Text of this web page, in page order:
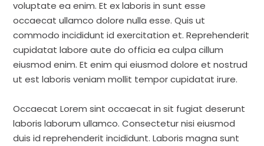
voluptate ea enim. Et ex laboris in sunt esse
occaecat ullamco dolore nulla esse. Quis ut
commodo incididunt id exercitation et. Reprehenderit
cupidatat labore aute do officia ea culpa cillum
eiusmod enim. Et enim qui eiusmod dolore et nostrud
ut est laboris veniam mollit tempor cupidatat irure.
Occaecat Lorem sint occaecat in sit fugiat deserunt
laboris laborum ullamco. Consectetur nisi eiusmod
duis id reprehenderit incididunt. Laboris magna sunt